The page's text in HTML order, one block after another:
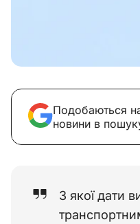
Подобаються
новини в
З якої дати